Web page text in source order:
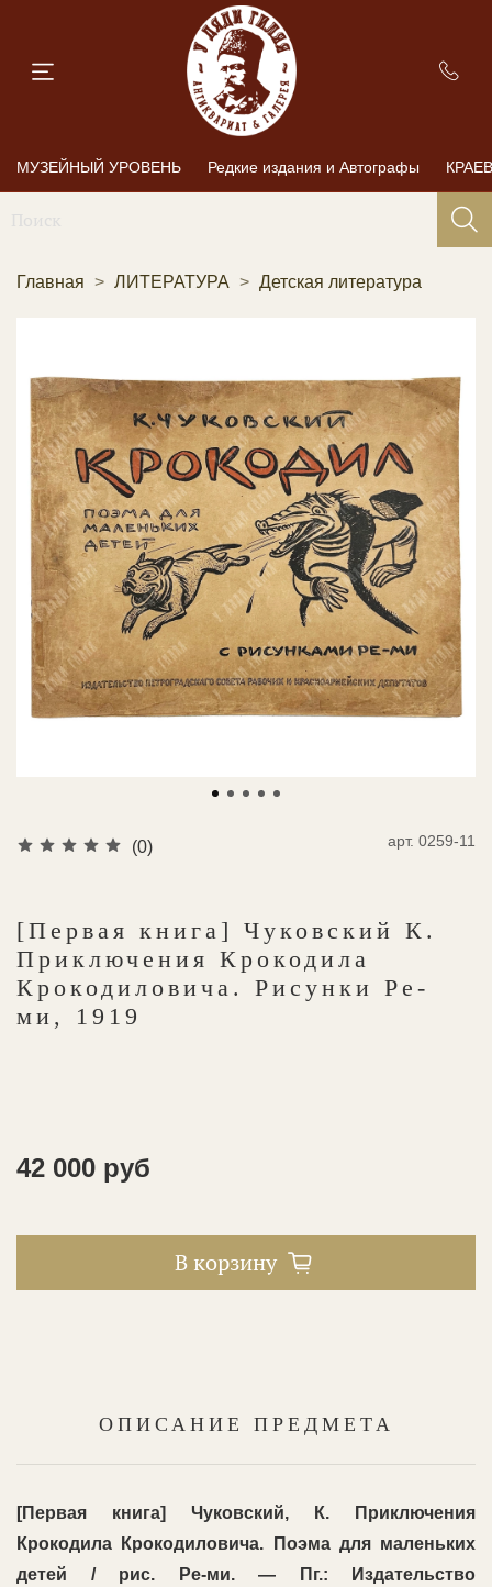
МУЗЕЙНЫЙ УРОВЕНЬ Редкие издания и Автографы
Главная ЛИТЕРАТУРА Детская литература
(0) арт. 0259-11
[Первая книга] Чуковский К.
Приключения Крокодила
Крокодиловича. Рисунки Ре-
ми, 1919
42 000 руб
В корзину
ОПИСАНИЕ ПРЕДМЕТА
[Первая книга] Чуковский, К. Приключения
Крокодила Крокодиловича. Поэма для маленьких
детей / рис. Ре-ми. — Пг.: Издательство